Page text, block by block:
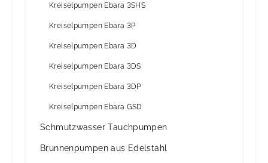
Kreiselpumpen Ebara 3SHS
Kreiselpumpen Ebara 3P
Kreiselpumpen Ebara 3D
Kreiselpumpen Ebara 3DS
Kreiselpumpen Ebara 3DP
Kreiselpumpen Ebara GSD
Schmutzwasser Tauchpumpen
Brunnenpumpen aus Edelstahl